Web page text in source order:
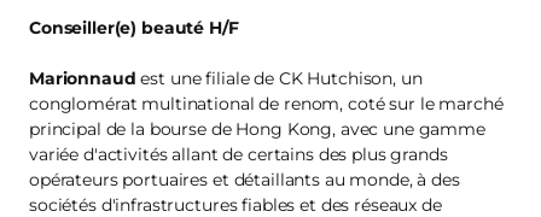
Conseiller(e) beauté H/F
Marionnaud est une filiale de CK Hutchison, un
conglomérat multinational de renom, coté sur le marché
principal de la bourse de Hong Kong, avec une gamme
variée d'activités allant de certains des plus grands
opérateurs portuaires et détaillants au monde, à des
sociétés d'infrastructures fiables et des réseaux de